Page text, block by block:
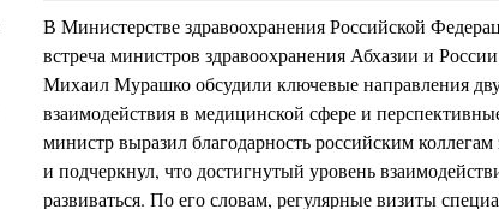
В Министерстве здравоохранения Российской
встреча министров здравоохранения Абхазии и
Михаил Мурашко обсудили ключевые направления
взаимодействия в медицинской сфере и
министр выразил благодарность российским
и подчеркнул, что достигнутый уровень
развиваться. По его словам, регулярные визиты